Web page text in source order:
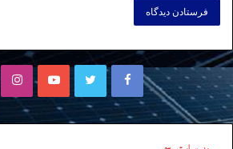
فیسبوک توییتر یوتیوب